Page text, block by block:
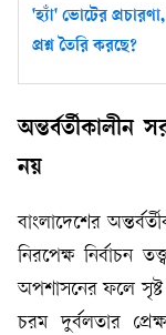
'হ্যাঁ' ভোটের
প্রশ্ন তৈরি করছে?
অন্তর্বর্তীকালীন
নয়
বাংলাদেশের
নিরপেক্ষ নির্বাচন
অপশাসনের ফলে সৃষ্ট
চরম দুর্বলতার